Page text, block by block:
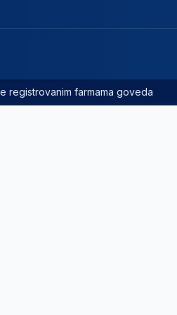
registrovanim farmama goveda